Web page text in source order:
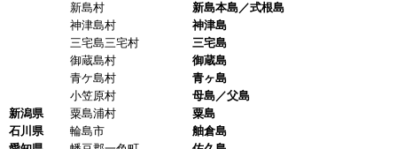
新島村
新島本島／式根島
神津島村
神津島
三宅島三宅村
三宅島
御蔵島村
御蔵島
青ケ島村
青ヶ島
小笠原村
母島／父島
新潟県
粟島浦村
粟島
石川県
輪島市
舳倉島